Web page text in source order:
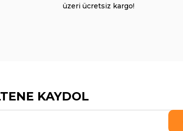
üzeri ücretsiz kargo!
KAYDOL